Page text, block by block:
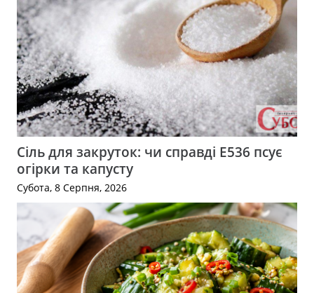
Сіль для закруток: чи справді Е536 псує
огірки та капусту
Субота, 8 Серпня, 2026